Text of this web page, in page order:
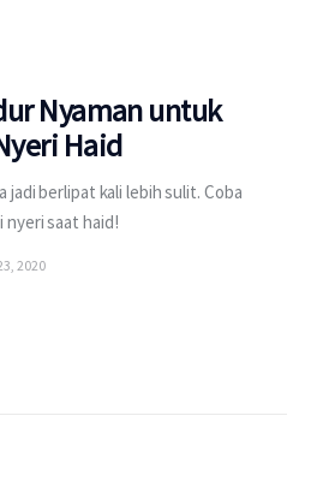
Nyaman untuk
Haid
berlipat kali lebih sulit. Coba
saat haid!
2020